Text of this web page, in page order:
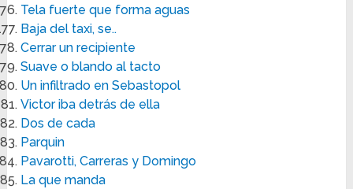
Tela fuerte que forma aguas
Baja del taxi, se..
Cerrar un recipiente
Suave o blando al tacto
Un infiltrado en Sebastopol
Victor iba detrás de ella
Dos de cada
Parquin
Pavarotti, Carreras y Domingo
La que manda